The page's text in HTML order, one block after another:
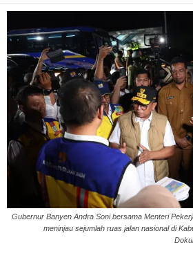
Gubernur Banyen Andra Soni bersama Menteri
meninjau sejumlah ruas jalan nasional di